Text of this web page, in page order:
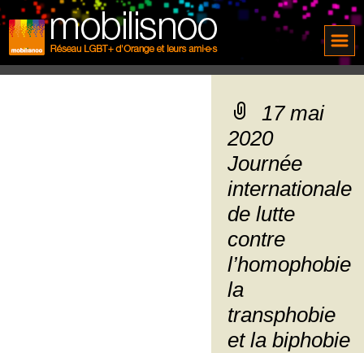
17 mai
2020
Journée
internationale
de lutte
contre
l’homophobie
la
transphobie
et la biphobie